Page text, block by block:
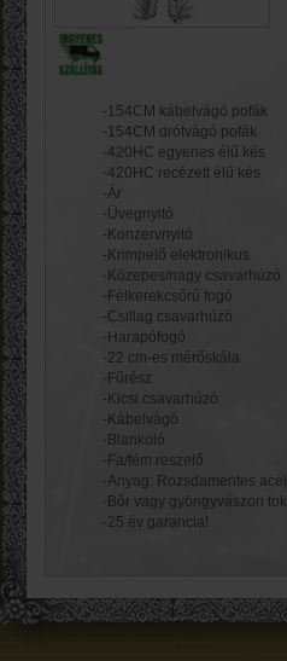
-154CM kábelvágó pofák
-154CM drótvágó pofák
-420HC egyenes élű kés
-420HC recézett élű kés
-Ár
-Üvegnyitó
-Konzervnyitó
-Krimpelő elektronikus
-Közepes/nagy csavarhúzó
-Félkerekcsőrű fogó
-Csillag csavarhúzó
-Harapófogó
-22 cm-es mérőskála
-Fűrész
-Kicsi csavarhúzó
-Kábelvágó
-Blankoló
-Fa/fém reszelő
-Anyag: Rozsdamentes acél
-Bőr vagy gyöngyvászon tok
-25 év garancia!